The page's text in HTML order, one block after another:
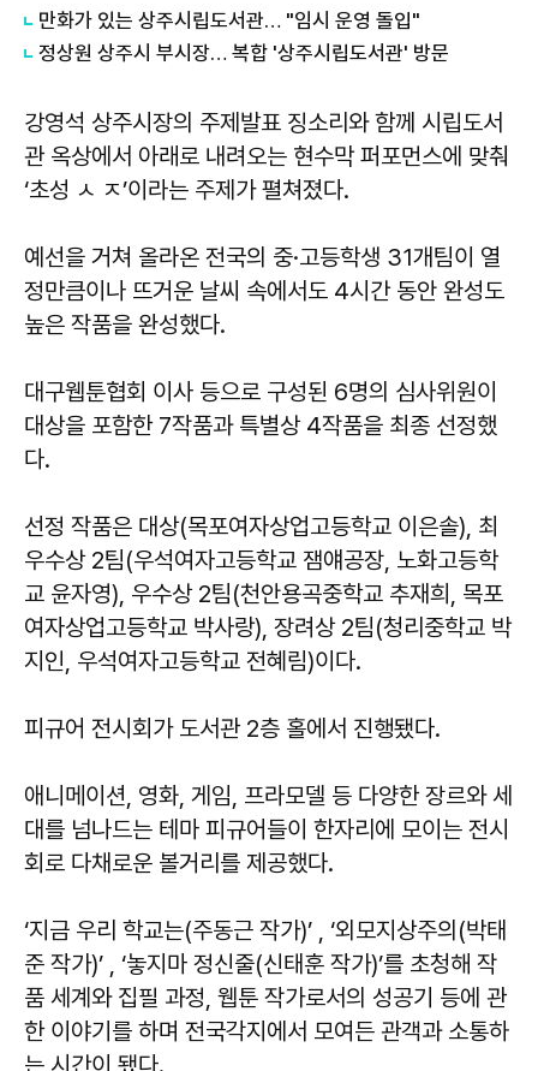
만화가 있는 상주시립도서관… "임시 운영 돌입"
정상원 상주시 부시장… 복합 '상주시립도서관' 방문
강영석 상주시장의 주제발표 징소리와 함께 시립도서
관 옥상에서 아래로 내려오는 현수막 퍼포먼스에 맞춰
‘초성 ㅅ ㅈ’이라는 주제가 펼쳐졌다.
예선을 거쳐 올라온 전국의 중·고등학생 31개팀이 열
정만큼이나 뜨거운 날씨 속에서도 4시간 동안 완성도
높은 작품을 완성했다.
대구웹툰협회 이사 등으로 구성된 6명의 심사위원이
대상을 포함한 7작품과 특별상 4작품을 최종 선정했
다.
선정 작품은 대상(목포여자상업고등학교 이은솔), 최
우수상 2팀(우석여자고등학교 잼얘공장, 노화고등학
교 윤자영), 우수상 2팀(천안용곡중학교 추재희, 목포
여자상업고등학교 박사랑), 장려상 2팀(청리중학교 박
지인, 우석여자고등학교 전혜림)이다.
피규어 전시회가 도서관 2층 홀에서 진행됐다.
애니메이션, 영화, 게임, 프라모델 등 다양한 장르와 세
대를 넘나드는 테마 피규어들이 한자리에 모이는 전시
회로 다채로운 볼거리를 제공했다.
‘지금 우리 학교는(주동근 작가)’ , ‘외모지상주의(박태
준 작가)’ , ‘놓지마 정신줄(신태훈 작가)’를 초청해 작
품 세계와 집필 과정, 웹툰 작가로서의 성공기 등에 관
한 이야기를 하며 전국각지에서 모여든 관객과 소통하
는 시간이 됐다.